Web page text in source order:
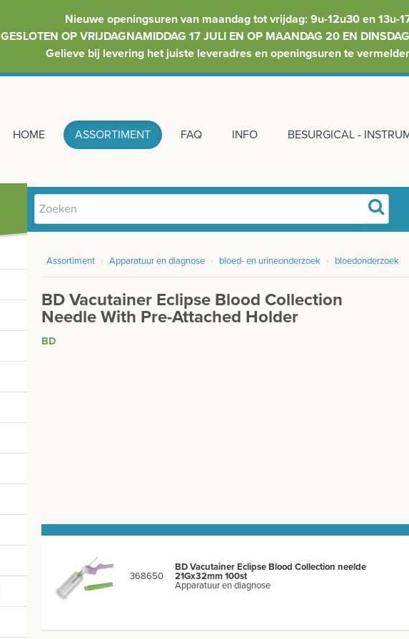
Nieuwe openingsuren van maandag tot vrijdag: 9u-12u30 en 13u-
GESLOTEN OP VRIJDAGNAMIDDAG 17 JULI EN OP MAANDAG 20 EN
Gelieve bij levering het juiste leveradres en openingsuren te
HOME ASSORTIMENT FAQ INFO BESURGICAL -
Assortiment › Apparatuur en diagnose › bloed- en urineonderzoek › bloedonderzoek
BD Vacutainer Eclipse Blood Collection
Needle With Pre-Attached Holder
BD
368650
BD Vacutainer Eclipse Blood Collection neelde
21Gx32mm 100st
Apparatuur en diagnose